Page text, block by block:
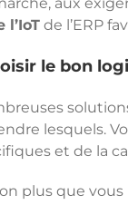
l’IoT de l’ERP
le bon
lesquels.
et de la
plus que